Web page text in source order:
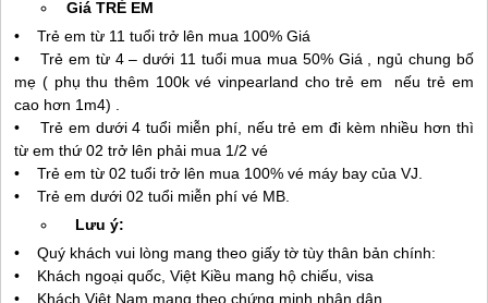
Giá TRẺ EM
• Trẻ em từ 11 tuổi trở lên mua 100% Giá
• Trẻ em từ 4 – dưới 11 tuổi mua mua 50% Giá , ngủ chung bố
mẹ ( phụ thu thêm 100k vé vinpearland cho trẻ em nếu trẻ em
cao hơn 1m4) .
• Trẻ em dưới 4 tuổi miễn phí, nếu trẻ em đi kèm nhiều hơn thì
từ em thứ 02 trở lên phải mua 1/2 vé
• Trẻ em từ 02 tuổi trở lên mua 100% vé máy bay của VJ.
• Trẻ em dưới 02 tuổi miễn phí vé MB.
Lưu ý:
• Quý khách vui lòng mang theo giấy tờ tùy thân bản chính:
• Khách ngoại quốc, Việt Kiều mang hộ chiếu, visa
• Khách Việt Nam mang theo chứng minh nhân dân